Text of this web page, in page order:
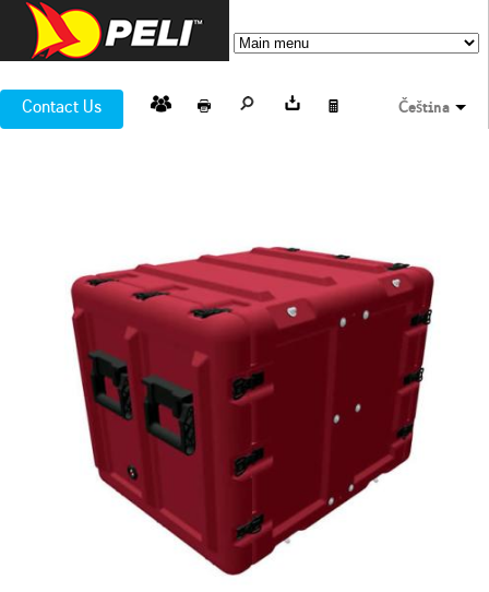
Contact Us Čeština